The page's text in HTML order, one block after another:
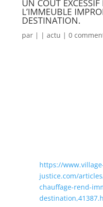
UN COÛT
L’IMMEUBLE
DESTINATION.
par | | actu | 0
https://
justice.com/
chauffage-rend-